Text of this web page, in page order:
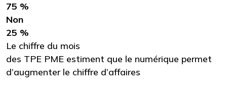
75 %
Non
25 %
Le chiffre du mois
des TPE PME estiment que le numérique permet
d’augmenter le chiffre d’affaires